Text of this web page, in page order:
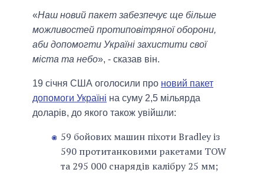
«Наш новий пакет забезпечує ще більше
можливостей протиповітряної оборони,
аби допомогти Україні захистити свої
міста та небо», - сказав він.
19 січня США оголосили про новий пакет
допомоги Україні на суму 2,5 мільярда
доларів, до якого також увійшли:
59 бойових машин піхоти Bradley із
590 протитанковими ракетами TOW
та 295 000 снарядів калібру 25 мм;